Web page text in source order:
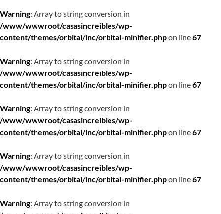
Warning: Array to string conversion in
/www/wwwroot/casasincreibles/wp-
content/themes/orbital/inc/orbital-minifier.phpon line67
Warning: Array to string conversion in
/www/wwwroot/casasincreibles/wp-
content/themes/orbital/inc/orbital-minifier.phpon line67
Warning: Array to string conversion in
/www/wwwroot/casasincreibles/wp-
content/themes/orbital/inc/orbital-minifier.phpon line67
Warning: Array to string conversion in
/www/wwwroot/casasincreibles/wp-
content/themes/orbital/inc/orbital-minifier.phpon line67
Warning: Array to string conversion in